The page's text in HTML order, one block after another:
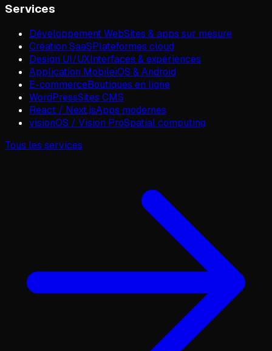
Services
Développement WebSites & apps sur mesure
Création SaaSPlateformes cloud
Design UI/UXInterfaces & expériences
Application MobileiOS & Android
E-commerceBoutiques en ligne
WordPressSites CMS
React / Next.jsApps modernes
visionOS / Vision ProSpatial computing
Tous les services